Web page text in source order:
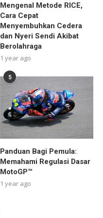
Mengenal Metode RICE,
Cara Cepat
Menyembuhkan Cedera
dan Nyeri Sendi Akibat
Berolahraga
1 year ago
5
Panduan Bagi Pemula:
Memahami Regulasi Dasar
MotoGP™
1 year ago